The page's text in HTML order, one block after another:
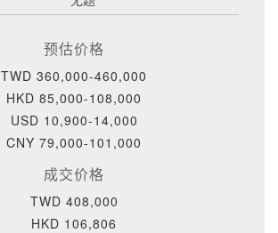
预估价格
TWD 360,000-460,000
HKD 85,000-108,000
USD 10,900-14,000
CNY 79,000-101,000
成交价格
TWD 408,000
HKD 106,806